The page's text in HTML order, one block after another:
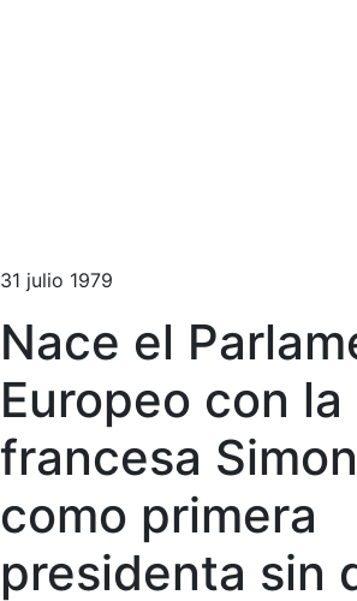
31 julio 1979
Nace el
Europeo con la
francesa
como primera
presidenta sin